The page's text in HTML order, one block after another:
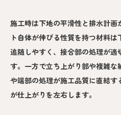
施工時は下地の平滑性と排水計画
ト自体が伸びる性質を持つ材料
追随しやすく、接合部の処理が適
す。一方で立ち上がり部や複雑
や端部の処理が施工品質に直結
が仕上がりを左右します。